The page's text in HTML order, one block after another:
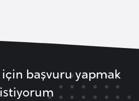
için başvuru yapmak
istiyorum